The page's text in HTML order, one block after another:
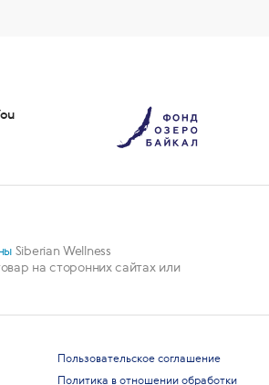
Siberian Wellness
на сторонних сайтах или
Пользовательское соглашение
Политика в отношении обработки